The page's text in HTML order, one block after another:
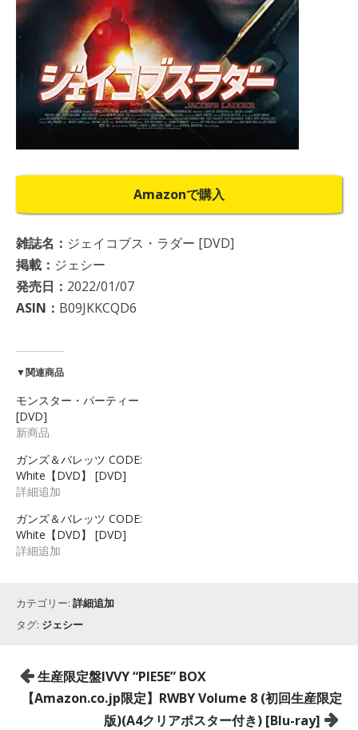
Amazonで購入
雑誌名： ジェイコブス・ラダー [DVD]
掲載： ジェシー
発売日： 2022/01/07
ASIN： B09JKKCQD6
▼関連商品
モンスター・パーティー
[DVD]
新商品
ガンズ＆バレッツ CODE:
White【DVD】 [DVD]
詳細追加
ガンズ＆バレッツ CODE:
White【DVD】 [DVD]
詳細追加
カテゴリー: 詳細追加
タグ: ジェシー
投
稿
生産限定盤IVVY “PIE5E” BOX
【Amazon.co.jp限定】RWBY Volume 8 (初回生産限定
版)(A4クリアポスター付き) [Blu-ray]